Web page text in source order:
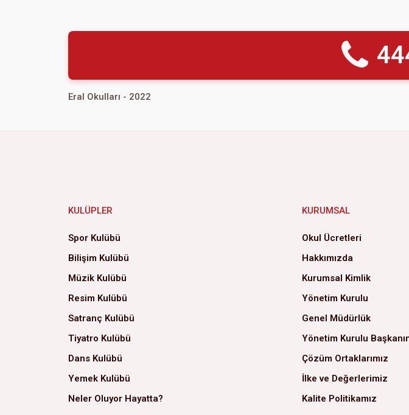
Eral Okulları - 2022
KULÜPLER
Spor Kulübü
Bilişim Kulübü
Müzik Kulübü
Resim Kulübü
Satranç Kulübü
Tiyatro Kulübü
Dans Kulübü
Yemek Kulübü
Neler Oluyor Hayatta?
KURUMSAL
Okul Ücretleri
Hakkımızda
Kurumsal Kimlik
Yönetim Kurulu
Genel Müdürlük
Yönetim Kurulu
Çözüm Ortaklarımız
İlke ve Değerlerimiz
Kalite Politikamız